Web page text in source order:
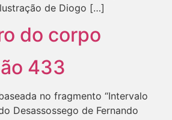
de Diogo […]
do corpo
433​
no fragmento “Intervalo
Desassossego de Fernando